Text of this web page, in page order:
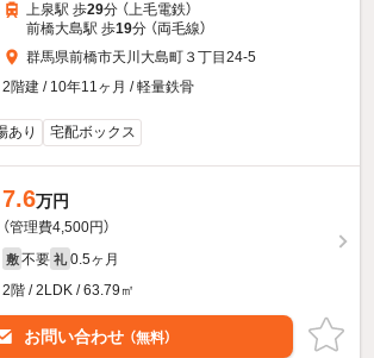
上泉駅 歩29分 （上毛電鉄）
前橋大島駅 歩19分 （両毛線）
群馬県前橋市天川大島町３丁目24-5
2階建 / 10年11ヶ月 / 軽量鉄骨
あり 宅配ボックス
7.6万円
（管理費4,500円）
敷 不要 礼 0.5ヶ月
2階 / 2LDK / 63.79㎡
お問い合わせ （無料）